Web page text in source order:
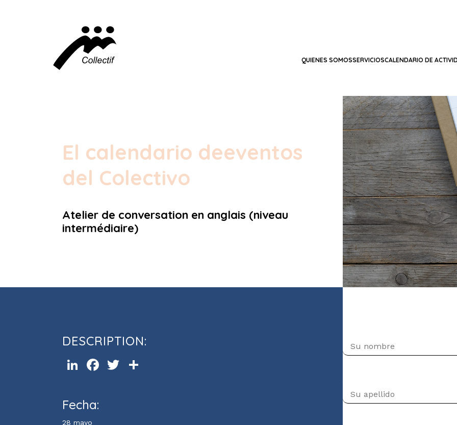
QUIENES SOMOSSERVICIOSCALENDARIO DE
El calendario deeventos
del Colectivo
Atelier de conversation en anglais (niveau
intermédiaire)
DESCRIPTION:
LinkedInFacebookTwitter
Fecha:
28 mayo